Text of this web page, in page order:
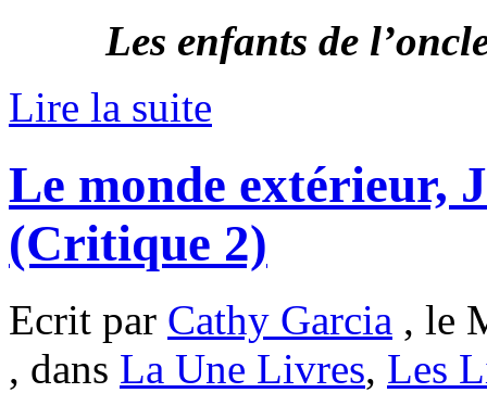
Les enfants de
Lire la suite
Le monde extérieur,
(Critique 2)
Ecrit par Cathy Garcia , le
, dans La Une Livres, Les